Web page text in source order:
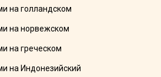
на голландском
на норвежском
на греческом
на Индонезийский